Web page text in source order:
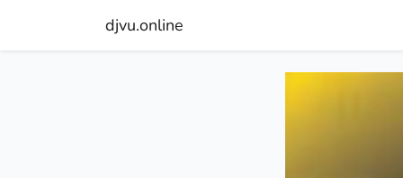
djvu.online